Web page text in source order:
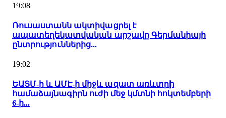
19:08
Ռուսաստանն ակտիվացրել է
ապատեղեկատվական արշավը Գերմանիայի
ընտրություններից...
19:02
ԵԱՏՄ-ի և ԱՄԷ-ի միջև ազատ առևտրի
համաձայնագիրն ուժի մեջ կմտնի հոկտեմբերի
6-ի...